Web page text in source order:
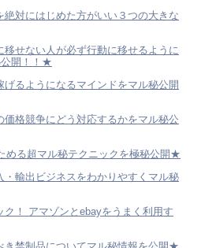
対にはじめた方がいい３つの大きな
せない人が必ず行動に移せるように
公開！！★
るようになるマインドをマル秘公開
格競争にどう対応するかをマル秘公
める超マル秘テクニックを極秘公開★
輸出ビジネスをわかりやすくマル秘
！ アマゾンとebayをうまく利用す